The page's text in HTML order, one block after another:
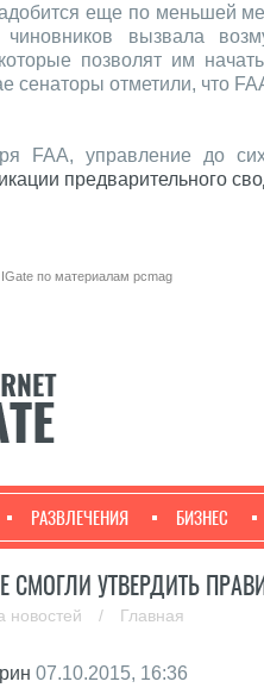
еще по меньшей
чиновников вызвала
позволят им
отметили, что
FAA, управление до
предварительного
IGate по материалам pcmag
РАЗВЛЕЧЕНИЯ БИЗНЕС
СМОГЛИ УТВЕРДИТЬ
новостей / Главная
07.10.2015, 16:36